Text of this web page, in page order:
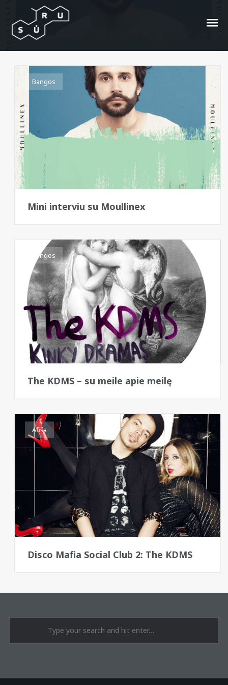
The KDMS
Bangos
Mini interviu su Moullinex
Bangos
The KDMS – su meile apie meilę
Afiša
Disco Mafia Social Club 2: The KDMS